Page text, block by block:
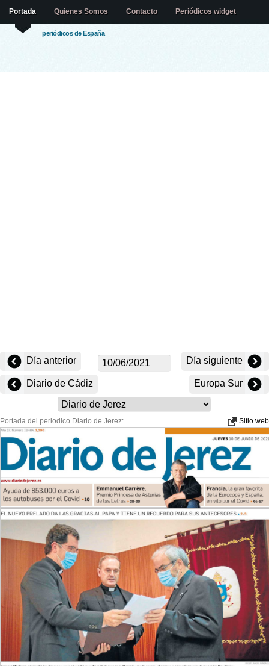
periódicos de España
Portada Quienes Somos Contacto Periódicos widget
Día anterior Día siguiente
Diario de Cádiz Europa Sur
Portada del periodico Diario de Jerez: Sitio web